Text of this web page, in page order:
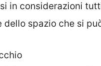
in considerazioni
dello spazio che si